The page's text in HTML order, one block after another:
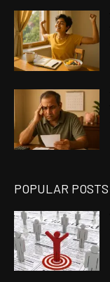
POPULAR POSTS